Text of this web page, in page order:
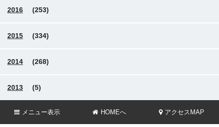
2016 (253)
2015 (334)
2014 (268)
2013 (5)
メニュー表示 HOMEへ アクセスMAP